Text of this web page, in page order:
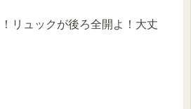
リュックが後ろ全開よ！大丈